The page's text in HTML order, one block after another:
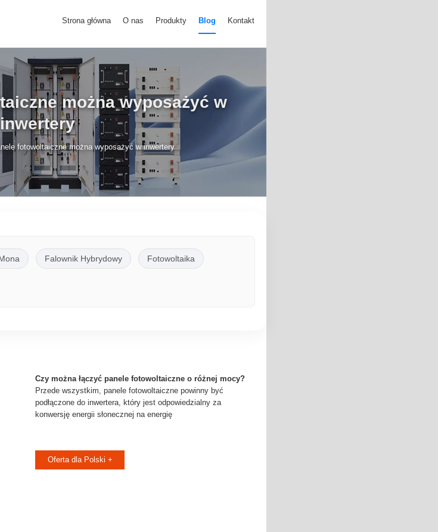
Strona główna O nas Produkty Blog Kontakt
można wyposażyć w
inwertery
fotowoltaiczne można wyposażyć w inwertery
Falownik Hybrydowy Fotowoltaika
Czy można łączyć panele fotowoltaiczne o różnej mocy?
Przede wszystkim, panele fotowoltaiczne powinny być
podłączone do inwertera, który jest odpowiedzialny za
konwersję energii słonecznej na energię
Oferta dla Polski +